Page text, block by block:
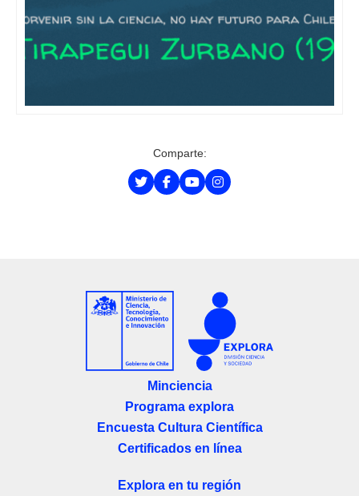
Comparte:
Minciencia
Programa explora
Encuesta Cultura Científica
Certificados en línea
Explora en tu región